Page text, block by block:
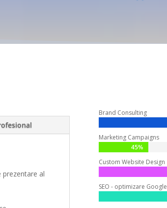
prezentare al
Brand Consulting
Marketing Campaigns
45%
45%
Custom Website Design
SEO - optimizare Google